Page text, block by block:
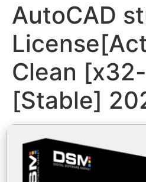
AutoCAD
Clean
[Stable]